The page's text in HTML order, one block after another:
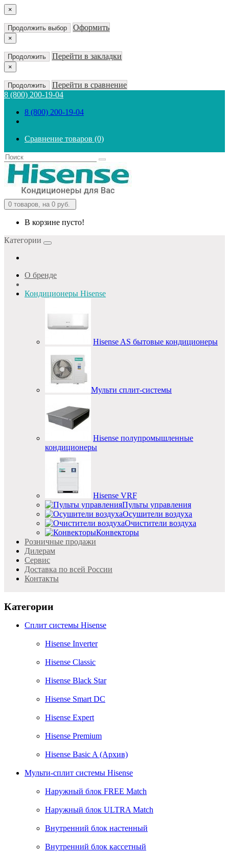
×
Продолжить выбор Оформить
×
Продолжить Перейти в закладки
×
Продолжить
Перейти в сравнение
8 (800) 200-19-04
8 (800) 200-19-04
Сравнение товаров (0)
0 товаров, на 0 руб.
В корзине пусто!
Категории
О бренде
Кондиционеры Hisense
Hisense AS бытовые кондиционеры
Мульти сплит-системы
Hisense полупромышленные
кондиционеры
Hisense VRF
Пульты управления
Осушители воздуха
Очистители воздуха
Конвекторы
Розничные продажи
Дилерам
Cервис
Доставка по всей России
Контакты
Категории
Сплит системы Hisense
Hisense Inverter
Hisense Classic
Hisense Black Star
Hisense Smart DC
Hisense Expert
Hisense Premium
Hisense Basic A (Архив)
Мульти-сплит системы Hisense
Наружный блок FREE Match
Наружный блок ULTRA Match
Внутренний блок настенный
Внутренний блок кассетный